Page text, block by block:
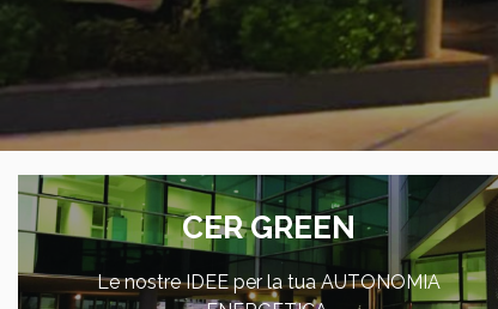
CER GREEN
Le nostre IDEE per la tua AUTONOMIA